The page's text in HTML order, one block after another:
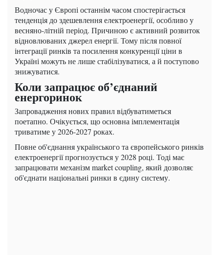
Водночас у Європі останнім часом спостерігається
тенденція до здешевлення електроенергії, особливо у
весняно-літній період. Причиною є активний розвиток
відновлюваних джерел енергії. Тому після повної
інтеграції ринків та посилення конкуренції ціни в
Україні можуть не лише стабілізуватися, а й поступово
знижуватися.
Коли запрацює об’єднаний
енергоринок
Запровадження нових правил відбуватиметься
поетапно. Очікується, що основна імплементація
триватиме у 2026-2027 роках.
Повне об'єднання українського та європейського ринків
електроенергії прогнозується у 2028 році. Тоді має
запрацювати механізм market coupling, який дозволяє
об'єднати національні ринки в єдину систему.